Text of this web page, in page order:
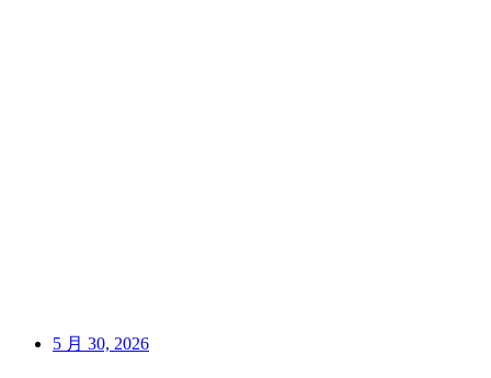
5 月 30, 2026